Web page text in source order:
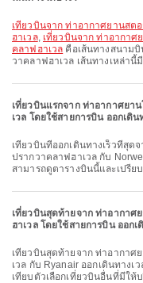
เที่ยวบินจาก ท่าอากาศยานสตอกโฮล์ม อาร์ลันดา ไปยัง สนามบินปรากวาคลาฟ
ฮาเวล, เที่ยวบินจาก ท่าอากาศ
คลาฟฮาเวล คือเส้นทางสนาม
วาคลาฟฮาเวล เส้นทางเหล่า
เที่ยวบินแรกจาก ท่าอากาศยา
เวล โดยใช้สายการบิน ออกเดิน
เที่ยวบินที่ออกเดินทางเร็วที่สุดจาก ท่าอากาศยานโคเปนเฮเกน ไปยัง สนามบิน
ปรากวาคลาฟฮาเวล กับ
สามารถดูตารางบินนี้และเปรีย
เที่ยวบินสุดท้ายจาก ท่าอากาศ
ฮาเวล โดยใช้สายการบิน ออกเ
เที่ยวบินสุดท้ายจาก ท่าอากาศยานโคเปนเฮเกน ไปยัง สนามบินปรากวาคลาฟฮา
เวล กับ Ryanair ออกเดินทาง
เทียบตัวเลือกเที่ยวบินอื่นที่มีให้